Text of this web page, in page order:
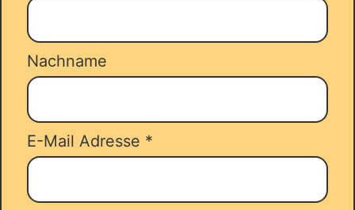
unseren
Nachname
E-Mail Adresse *